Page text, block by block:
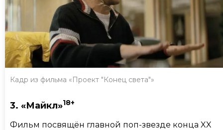
Кадр из фильма «Проект "Конец света"»
3. «Майкл»18+
Фильм посвящён главной поп-звезде конца XX